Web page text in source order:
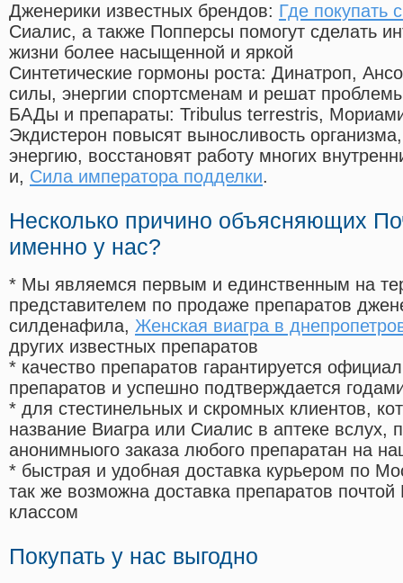
Дженерики известных брендов: Где покупать
Сиалис, а также Попперсы помогут сделать
жизни более насыщенной и яркой
Синтетические гормоны роста: Динатроп,
силы, энергии спортсменам и решат
БАДы и препараты: Tribulus terrestris,
Экдистерон повысят выносливость
энергию, восстановят работу многих
и, Сила императора подделки.
Несколько причино объясняющих
именно у нас?
* Мы являемся первым и единственным на
представителем по продаже препаратов
силденафила, Женская виагра в
других известных препаратов
* качество препаратов гарантируется
препаратов и успешно подтверждается
* для стестинельных и скромных клиентов,
название Виагра или Сиалис в аптеке вслух,
анонимныого заказа любого препаратан на
* быстрая и удобная доставка курьером по
так же возможна доставка препаратов
классом
Покупать у нас выгодно